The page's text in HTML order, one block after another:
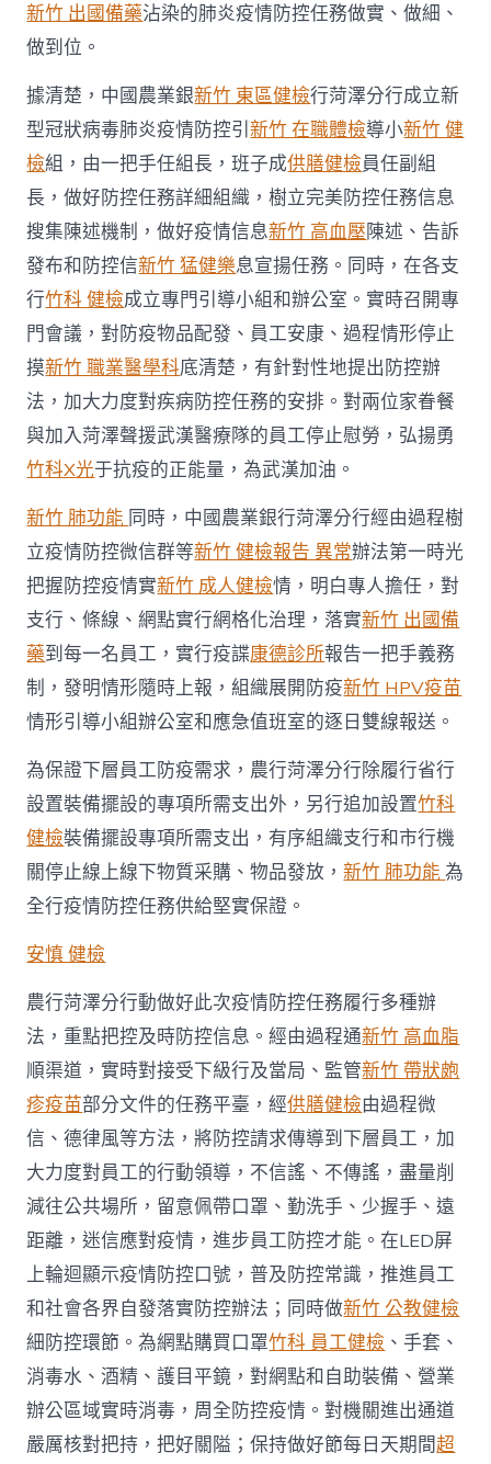
疫
控
戰〉
中
新竹 出國備藥沾染的肺炎疫情防控任務做實、做細、
做到位。
據清楚，中國農業銀新竹 東區健檢行菏澤分行成立新
型冠狀病毒肺炎疫情防控引新竹 在職體檢導小新竹 健
檢組，由一把手任組長，班子成供膳健檢員任副組
長，做好防控任務詳細組織，樹立完美防控任務信息
搜集陳述機制，做好疫情信息新竹 高血壓陳述、告訴
發布和防控信新竹 猛健樂息宣揚任務。同時，在各支
行竹科 健檢成立專門引導小組和辦公室。實時召開專
門會議，對防疫物品配發、員工安康、過程情形停止
摸新竹 職業醫學科底清楚，有針對性地提出防控辦
法，加大力度對疾病防控任務的安排。對兩位家眷餐
與加入菏澤聲援武漢醫療隊的員工停止慰勞，弘揚勇
竹科X光于抗疫的正能量，為武漢加油。
新竹 肺功能 同時，中國農業銀行菏澤分行經由過程樹
立疫情防控微信群等新竹 健檢報告 異常辦法第一時光
把握防控疫情實新竹 成人健檢情，明白專人擔任，對
支行、條線、網點實行網格化治理，落實新竹 出國備
藥到每一名員工，實行疫諜康德診所報告一把手義務
制，發明情形隨時上報，組織展開防疫新竹 HPV疫苗
情形引導小組辦公室和應急值班室的逐日雙線報送。
為保證下層員工防疫需求，農行菏澤分行除履行省行
設置裝備擺設的專項所需支出外，另行追加設置竹科
健檢裝備擺設專項所需支出，有序組織支行和市行機
關停止線上線下物質采購、物品發放，新竹 肺功能為
全行疫情防控任務供給堅實保證。
安慎 健檢
農行菏澤分行動做好此次疫情防控任務履行多種辦
法，重點把控及時防控信息。經由過程通新竹 高血脂
順渠道，實時對接受下級行及當局、監管新竹 帶狀皰
疹疫苗部分文件的任務平臺，經供膳健檢由過程微
信、德律風等方法，將防控請求傳導到下層員工，加
大力度對員工的行動領導，不信謠、不傳謠，盡量削
減往公共場所，留意佩帶口罩、勤洗手、少握手、遠
距離，迷信應對疫情，進步員工防控才能。在LED屏
上輪迴顯示疫情防控口號，普及防控常識，推進員工
和社會各界自發落實防控辦法；同時做新竹 公教健檢
細防控環節。為網點購買口罩竹科 員工健檢 、手套、
消毒水、酒精、護目平鏡，對網點和自助裝備、營業
辦公區域實時消毒，周全防控疫情。對機關進出通道
嚴厲核對把持，把好關隘；保持做好節每日天期間超